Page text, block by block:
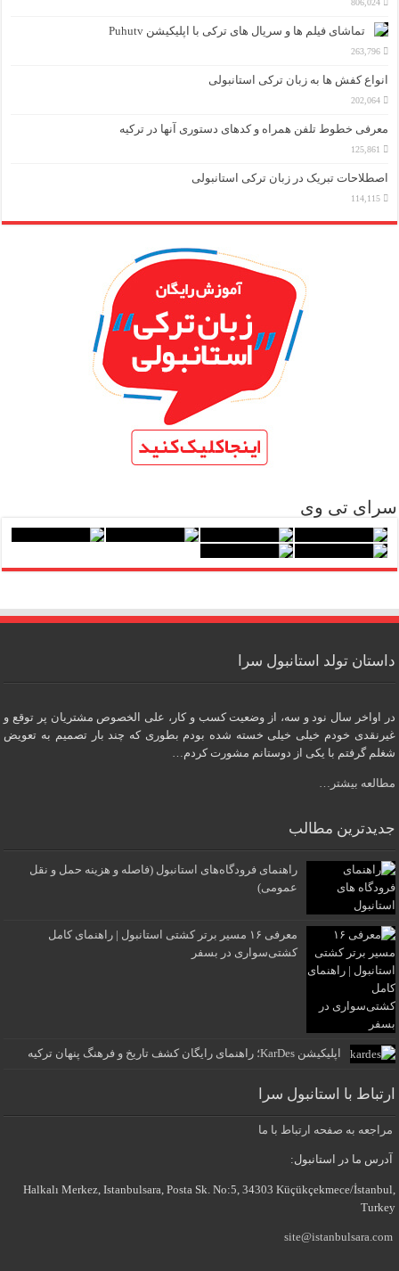
806,024
تماشای فیلم ها و سریال های ترکی با اپلیکیشن Puhutv
263,796
انواع کفش ها به زبان ترکی استانبولی
202,064
معرفی خطوط تلفن همراه و کدهای دستوری آنها در ترکیه
125,861
اصطلاحات تبریک در زبان ترکی استانبولی
114,115
سرای تی وی
داستان تولد استانبول سرا
در اواخر سال نود و سه، از وضعیت کسب و کار، علی الخصوص مشتریان پر توقع و
غیرنقدی خودم خیلی خیلی خسته شده بودم بطوری که چند بار تصمیم به تعویض
شغلم گرفتم با یکی از دوستانم مشورت کردم…
مطالعه بیشتر…
جدیدترین مطالب
راهنمای فرودگاه‌های استانبول (فاصله و هزینه حمل و نقل
عمومی)
معرفی ۱۶ مسیر برتر کشتی استانبول | راهنمای کامل
کشتی‌سواری در بسفر
اپلیکیشن KarDes؛ راهنمای رایگان کشف تاریخ و فرهنگ پنهان ترکیه
ارتباط با استانبول سرا
مراجعه به صفحه ارتباط با ما
آدرس ما در استانبول:
Halkalı Merkez, Istanbulsara, Posta Sk. No:5, 34303 Küçükçekmece/İstanbul,
Turkey
site@istanbulsara.com